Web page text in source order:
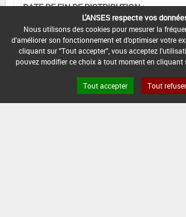
DATE DE FIN DE DISTRIBUTION :
DATE DE FIN D'UTILISATION :
-
L'ANSES respecte vos
Nous utilisons des cookies pour mesurer la
d'améliorer son fonctionnement et d'optimiser votre
cliquant sur "Tout accepter", vous acceptez
pouvez modifier ce choix à tout moment en cliquant
Tout accepter Tout refuser